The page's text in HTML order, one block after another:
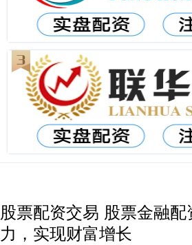
股票配资交易 股票金融
力，实现财富增长